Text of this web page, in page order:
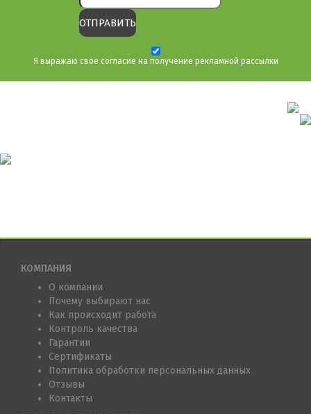
Я выражаю свое согласие на получение рекламной рассылки
КОМПАНИЯ
О компании
Почему выбирают нас
Как происходит работа
Контроль качества
Гарантии
Сертификаты
Политика обработки персональных данных
Отзывы
Контакты